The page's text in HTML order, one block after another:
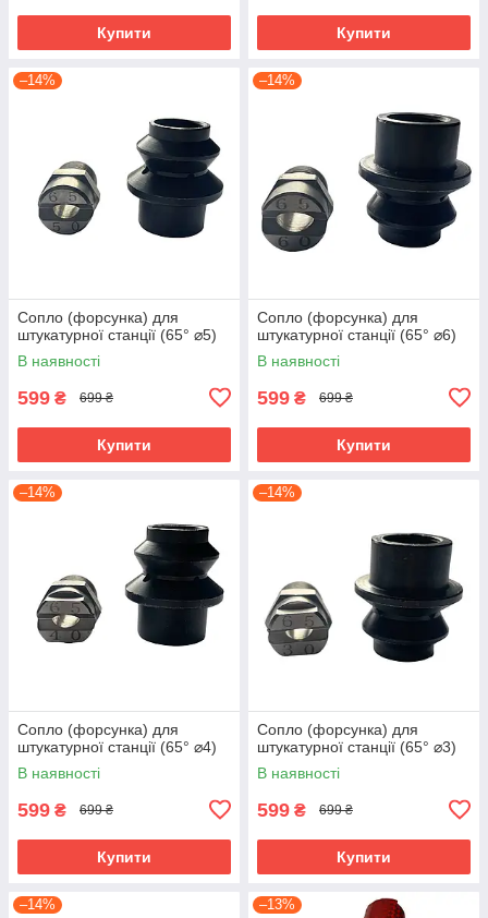
Купити Купити
–14%
Сопло (форсунка) для
штукатурної станції (65° ⌀5)
В наявності
599 ₴ 699 ₴
Купити
–14%
Сопло (форсунка) для
штукатурної станції (65° ⌀6)
В наявності
599 ₴ 699 ₴
Купити
–14%
Сопло (форсунка) для
штукатурної станції (65° ⌀4)
В наявності
599 ₴ 699 ₴
Купити
–14%
Сопло (форсунка) для
штукатурної станції (65° ⌀3)
В наявності
599 ₴ 699 ₴
Купити
–14% –13%